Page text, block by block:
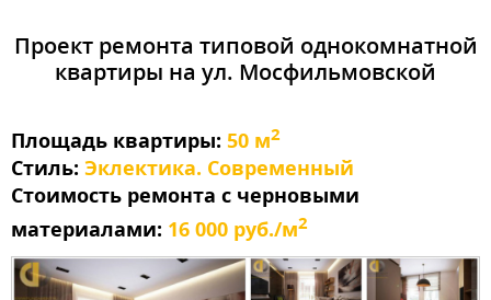
Проект ремонта типовой однокомнатной
квартиры на ул. Мосфильмовской
Площадь квартиры: 50 м2
Стиль: Эклектика. Современный
Стоимость ремонта с черновыми
материалами: 16 000 руб./м2